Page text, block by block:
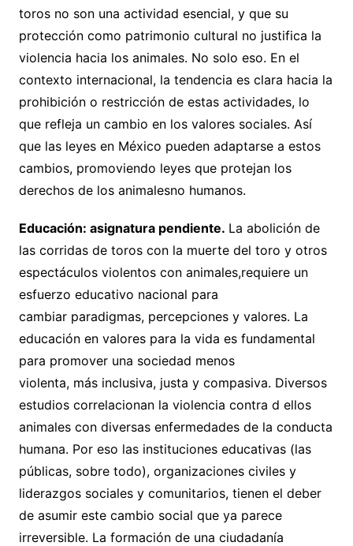
toros no son una actividad esencial, y que su
protección como patrimonio cultural no justifica la
violencia hacia los animales. No solo eso. En el
contexto internacional, la tendencia es clara hacia la
prohibición o restricción de estas actividades, lo
que refleja un cambio en los valores sociales. Así
que las leyes en México pueden adaptarse a estos
cambios, promoviendo leyes que protejan los
derechos de los animalesno humanos.
Educación: asignatura pendiente. La abolición de
las corridas de toros con la muerte del toro y otros
espectáculos violentos con animales,requiere un
esfuerzo educativo nacional para
cambiar paradigmas, percepciones y valores. La
educación en valores para la vida es fundamental
para promover una sociedad menos
violenta, más inclusiva, justa y compasiva. Diversos
estudios correlacionan la violencia contra d ellos
animales con diversas enfermedades de la conducta
humana. Por eso las instituciones educativas (las
públicas, sobre todo), organizaciones civiles y
liderazgos sociales y comunitarios, tienen el deber
de asumir este cambio social que ya parece
irreversible. La formación de una ciudadanía